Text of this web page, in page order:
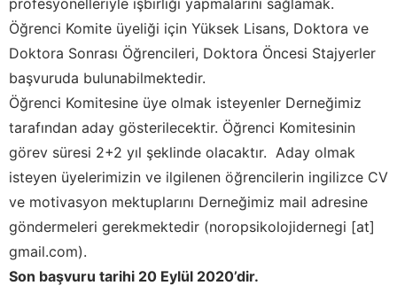
profesyonelleriyle işbirliği yapmalarını sağlamak.
Öğrenci Komite üyeliği için Yüksek Lisans, Doktora ve
Doktora Sonrası Öğrencileri, Doktora Öncesi Stajyerler
başvuruda bulunabilmektedir.
Öğrenci Komitesine üye olmak isteyenler Derneğimiz
tarafından aday gösterilecektir. Öğrenci Komitesinin
görev süresi 2+2 yıl şeklinde olacaktır. Aday olmak
isteyen üyelerimizin ve ilgilenen öğrencilerin ingilizce CV
ve motivasyon mektuplarını Derneğimiz mail adresine
göndermeleri gerekmektedir (noropsikolojidernegi [at]
gmail.com).
Son başvuru tarihi 20 Eylül 2020’dir.